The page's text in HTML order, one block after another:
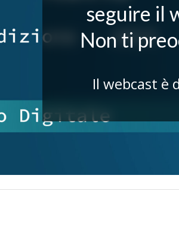
seguire il
Non ti
Il webcast è